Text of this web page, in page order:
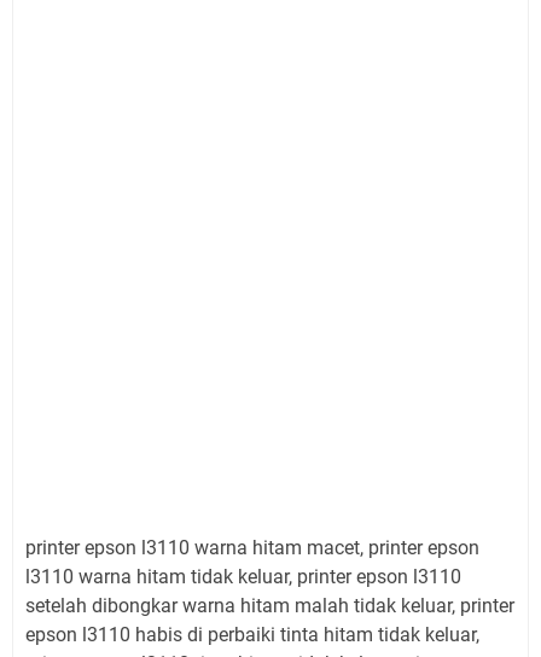
printer epson l3110 warna hitam macet, printer epson
l3110 warna hitam tidak keluar, printer epson l3110
setelah dibongkar warna hitam malah tidak keluar, printer
epson l3110 habis di perbaiki tinta hitam tidak keluar,